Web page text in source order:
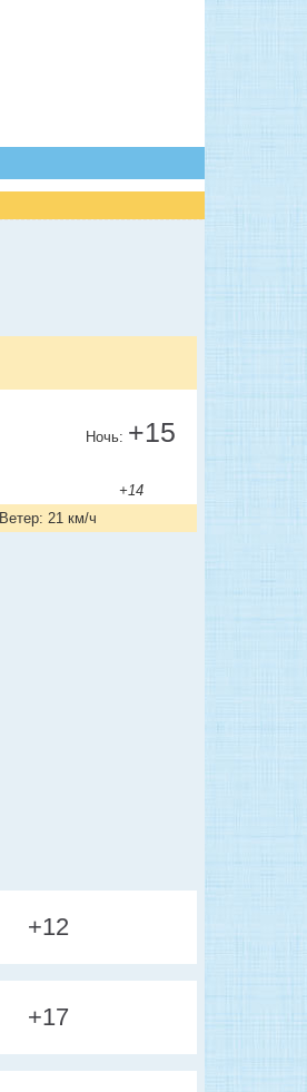
Ночь: +15
+14
Ветер: 21 км/ч
+12
+17